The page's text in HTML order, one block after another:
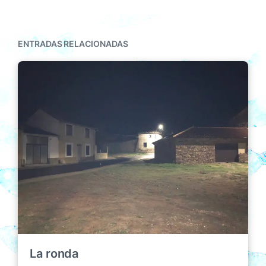
ENTRADAS RELACIONADAS
La ronda